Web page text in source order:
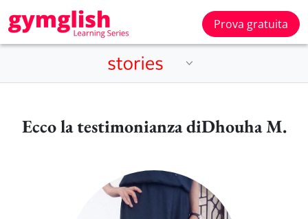
Prova gratuita
Ecco la testimonianza diDhouha M.